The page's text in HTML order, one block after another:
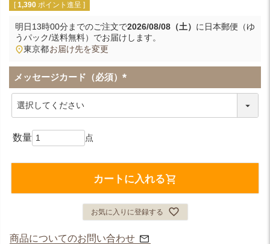
[ 1,390 ポイント進呈 ]
明日13時00分までのご注文で2026/08/08（土） に 日本郵便（ゆ
うパック/送料無料） でお届けします。
東京都お届け先を変更
メッセージカード（必須）
(
カートに入れる
お気に入りに登録する
商品についてのお問い合わせ